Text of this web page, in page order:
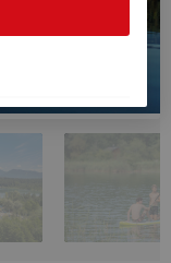
organi
in spremljanja,